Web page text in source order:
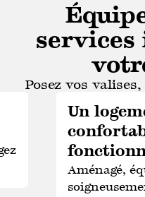
services
Posez vos
Un
Aménagé,